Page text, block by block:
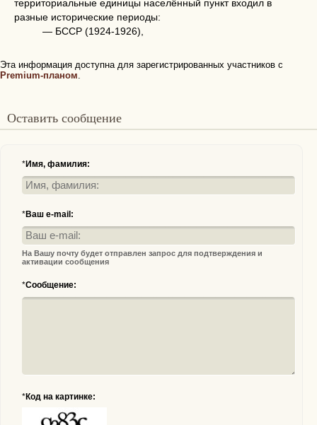
территориальные единицы населённый пункт входил в
разные исторические периоды:
— БССР (1924-1926),
Эта информация доступна для зарегистрированных участников с
Premium-планом.
Оставить сообщение
*Имя, фамилия:
*Ваш e-mail:
На Вашу почту будет отправлен запрос для подтверждения и
активации сообщения
*Сообщение:
*Код на картинке: